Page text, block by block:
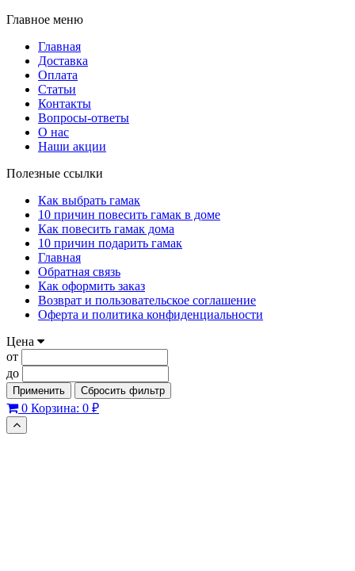
Главное меню
Главная
Доставка
Оплата
Статьи
Контакты
Вопросы-ответы
О нас
Наши акции
Полезные ссылки
Как выбрать гамак
10 причин повесить гамак в доме
Как повесить гамак дома
10 причин подарить гамак
Главная
Обратная связь
Как оформить заказ
Возврат и пользовательское соглашение
Оферта и политика конфиденциальности
Цена
от
до
Применить Сбросить фильтр
0 Корзина: 0 ₽